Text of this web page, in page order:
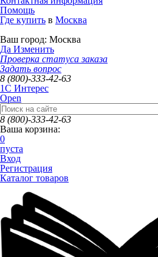
Помощь
Где купить в Москва
Ваш город: Москва
Да Изменить
Проверка статуса заказа
Задать вопрос
8 (800)-333-42-63
1C Интерес
Open
8 (800)-333-42-63
Ваша корзина:
0
пуста
Вход
Регистрация
Каталог товаров